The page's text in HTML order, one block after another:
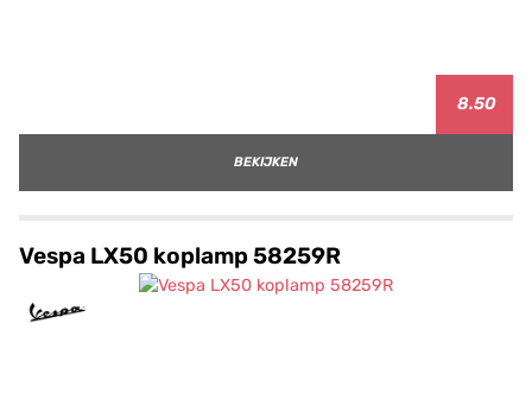
8.50
BEKIJKEN
Vespa LX50 koplamp 58259R